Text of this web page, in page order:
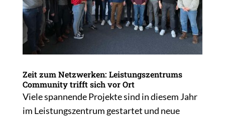
Zeit zum Netzwerken: Leistungszentrums
Community trifft sich vor Ort
Viele spannende Projekte sind in diesem Jahr
im Leistungszentrum gestartet und neue